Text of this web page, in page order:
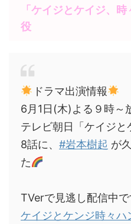
「ケイジとケイジ、
役
ドラマ出演情報
6月1日(木)よる９時～
テレビ朝日「ケイジ
8話に、 #岩本樹起 が
た
TVerで見逃し配信中で
ケイジとケンジ時々ハ